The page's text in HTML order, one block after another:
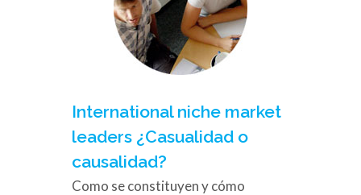
International niche market
leaders ¿Casualidad o
causalidad?
Como se constituyen y cómo